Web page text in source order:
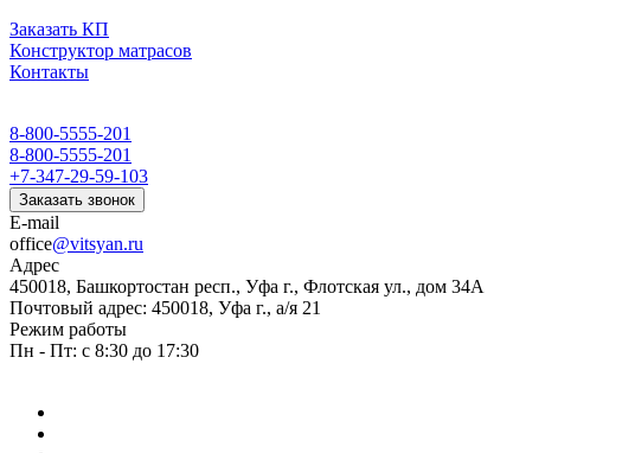
Заказать КП
Конструктор матрасов
Контакты
8-800-5555-201
8-800-5555-201
+7-347-29-59-103
Заказать звонок
E-mail
office@vitsyan.ru
Адрес
450018, Башкортостан респ., Уфа г., Флотская ул., дом 34А
Почтовый адрес: 450018, Уфа г., а/я 21
Режим работы
Пн - Пт: с 8:30 до 17:30